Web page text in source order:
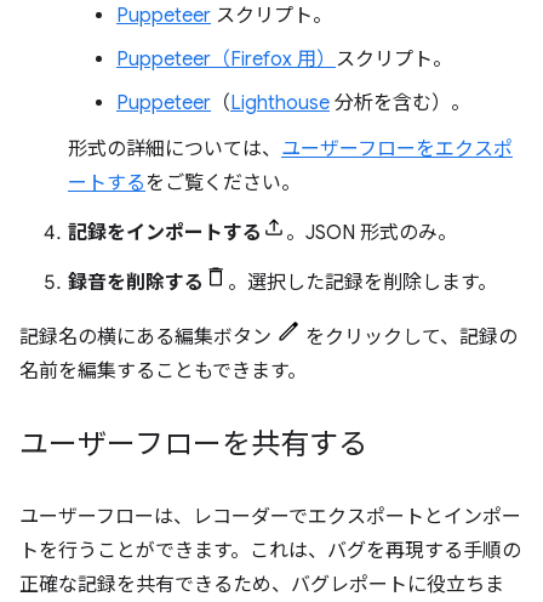
Puppeteer スクリプト。
Puppeteer（Firefox 用） スクリプト。
Puppeteer （Lighthouse 分析を含む）。
形式の詳細については、 ユーザーフローをエクスポ
ートするをご覧ください。
記録をインポートする 。JSON 形式のみ。
録音を削除する 。選択した記録を削除します。
記録名の横にある編集ボタン
をクリックして、記録の
名前を編集することもできます。
ユーザーフローを共有する
ユーザーフローは、レコーダーでエクスポートとインポー
トを行うことができます。これは、バグを再現する手順の
正確な記録を共有できるため、バグレポートに役立ちま